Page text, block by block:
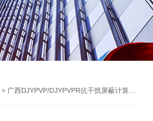
> 广西DJYPVP/DJYPVPR抗干扰屏蔽计算机电缆